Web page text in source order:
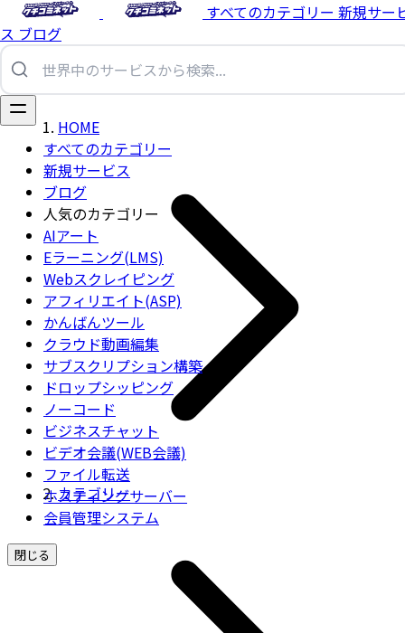
すべてのカテゴリー 新規サー
ス ブログ
すべてのカテゴリー
新規サービス
ブログ
人気のカテゴリー
AIアート
Eラーニング(LMS)
Webスクレイピング
アフィリエイト(ASP)
かんばんツール
クラウド動画編集
サブスクリプション構築
ドロップシッピング
ノーコード
ビジネスチャット
ビデオ会議(WEB会議)
ファイル転送
ホスティングサーバー
会員管理システム
閉じる
HOME
カテゴリー